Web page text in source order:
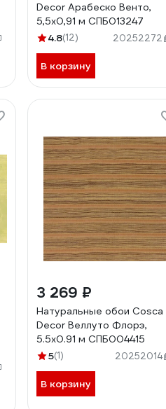
Decor Арабеско Венто,
5,5x0,91 м СПБ013247
4.8(12) 20252272
В корзину
3 269 ₽
Натуральные обои Cosca
Decor Веллуто Флорэ,
5.5x0.91 м СПБ004415
5(1) 20252014
В корзину